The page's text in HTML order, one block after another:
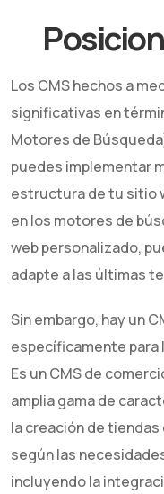
Los CMS hechos a
significativas en
Motores de
puedes implementar
estructura de tu sitio
en los motores de
web personalizado,
adapte a las últimas
Sin embargo, hay un
específicamente para
Es un CMS de
amplia gama de
la creación de tiendas
según las
incluyendo la